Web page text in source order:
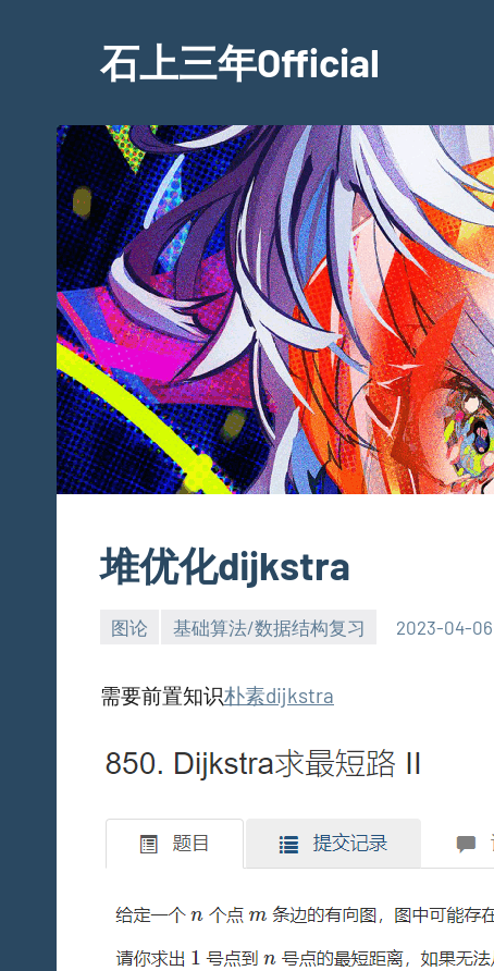
content石上三年Official
堆优化dijkstra
图论 基础算法/数据结构复习 2023-04-06
需要前置知识朴素dijkstra